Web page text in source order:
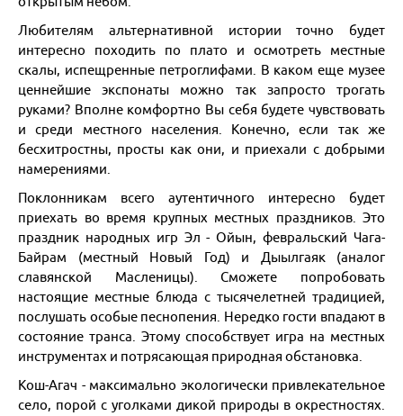
Любителям альтернативной истории точно будет
интересно походить по плато и осмотреть местные
скалы, испещренные петроглифами. В каком еще музее
ценнейшие экспонаты можно так запросто трогать
руками? Вполне комфортно Вы себя будете чувствовать
и среди местного населения. Конечно, если так же
бесхитростны, просты как они, и приехали с добрыми
намерениями.
Поклонникам всего аутентичного интересно будет
приехать во время крупных местных праздников. Это
праздник народных игр Эл - Ойын, февральский Чага-
Байрам (местный Новый Год) и Дыылгаяк (аналог
славянской Масленицы). Сможете попробовать
настоящие местные блюда с тысячелетней традицией,
послушать особые песнопения. Нередко гости впадают в
состояние транса. Этому способствует игра на местных
инструментах и потрясающая природная обстановка.
Кош-Агач - максимально экологически привлекательное
село, порой с уголками дикой природы в окрестностях.
Я турист и бронирую:
Только доставку
Проживание c доставкой
Активный/экскурсионный тур
Для турагентств:
Бронирование для агентств